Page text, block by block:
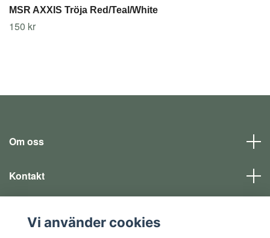
MSR AXXIS Tröja Red/Teal/White
150 kr
Om oss
Kontakt
Vi använder cookies